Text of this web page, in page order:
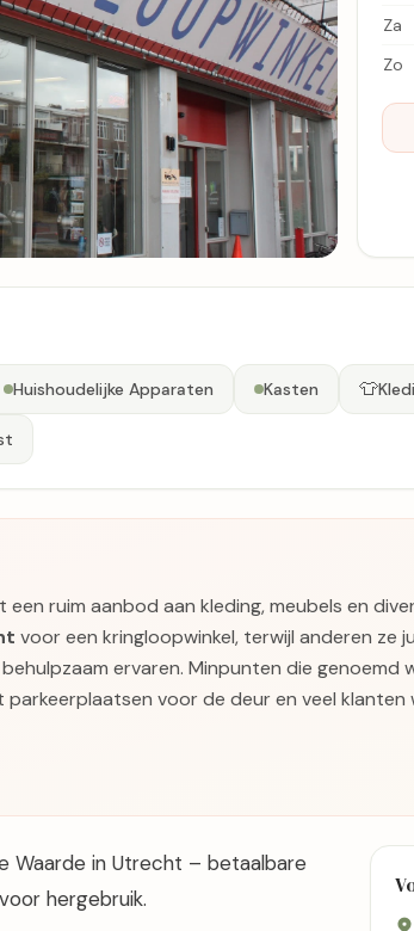
Za
Zo
Huishoudelijke Apparaten Kasten 👕
ruim aanbod aan kleding, meubels en
voor een kringloopwinkel, terwijl anderen ze
ervaren. Minpunten die genoemd
parkeerplaatsen voor de deur en veel
Waarde in Utrecht – betaalbare
hergebruik.